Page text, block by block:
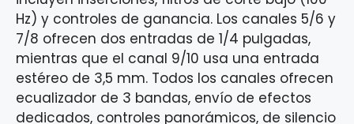
Hz) y controles de ganancia. Los canales 5/6 y
7/8 ofrecen dos entradas de 1/4 pulgadas,
mientras que el canal 9/10 usa una entrada
estéreo de 3,5 mm. Todos los canales ofrecen
ecualizador de 3 bandas, envío de efectos
dedicados, controles panorámicos, de silencio